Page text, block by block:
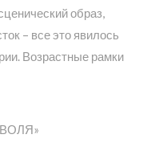
образ,
– все это явилось
Возрастные рамки